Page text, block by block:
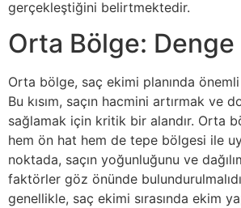
gerçekleştiğini belirtmektedir.
Orta Bölge:
Orta bölge, saç ekimi planında
Bu kısım, saçın hacmini artırmak ve
sağlamak için kritik bir alandır. Orta
hem ön hat hem de tepe bölgesi ile
noktada, saçın yoğunluğunu ve
faktörler göz önünde
genellikle, saç ekimi sırasında ekim